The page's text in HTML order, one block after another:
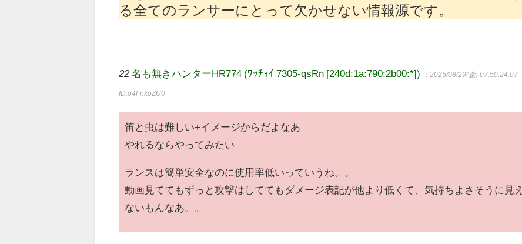
る全てのランサーにとって欠かせない情報源です。
22 名も無きハンターHR774 (ﾜｯﾁｮｲ 7305-qsRn [240d:1a:790:2b00:*]) ：2025/08/29(金) 07:50:24.07
ID:o4FnkoZU0
笛と虫は難しい+イメージからだよなあ
やれるならやってみたい
ランスは簡単安全なのに使用率低いっていうね。。
動画見ててもずっと攻撃はしててもダメージ表記が他より低くて、気持ちよさそうに見え
ないもんなあ。。